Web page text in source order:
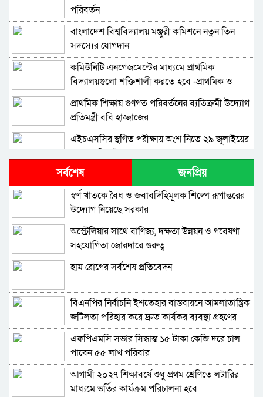
পরিবর্তন
বাংলাদেশ বিশ্ববিদ্যালয় মঞ্জুরী কমিশনে নতুন তিন
সদস্যের যোগদান
কমিউনিটি এনগেজমেন্টের মাধ্যমে প্রাথমিক
বিদ্যালয়গুলো শক্তিশালী করতে হবে -প্রাথমিক ও
গণশিক্ষা প্রতিমন্ত্রী
প্রাথমিক শিক্ষায় গুণগত পরিবর্তনের ব্যতিক্রমী উদ্যোগ
প্রতিমন্ত্রী ববি হাজ্জাজের
এইচএসসির স্থগিত পরীক্ষায় অংশ নিতে ২৯ জুলাইয়ের
মধ্যে রেজিস্ট্রেশনের আহ্বান
শিক্ষার্থীদের পড়ালেখার পাশাপাশি খেলাধুলায়ও
পারদর্শী করে গড়ে তুলতে হবে – শিক্ষামন্ত্রী
প্রধান শিক্ষককে মারধরের অভিযোগে অভিযুক্ত সহকারী
শিক্ষক সাময়িক বরখাস্ত
এইচএসসি পরীক্ষা: সুষ্ঠু ও নকলমুক্ত পরিবেশ নিশ্চিত
করতে বরিশাল ও ঝালকাঠির কেন্দ্র পরিদর্শনে শিক্ষা
বোর্ড চেয়ারম্যান
দক্ষতাভিত্তিক শিক্ষা নিশ্চিত করা হবে: প্রাথমিক ও
গণশিক্ষা প্রতিমন্ত্রী ববি হাজ্জাজ
বুয়েটের আবাসিক হল সমস্যার সমাধানে দ্রুত ব্যবস্থা
গ্রহণ করা হবে – শিক্ষামন্ত্রী
প্রাথমিক শিক্ষাকে দক্ষতাভিত্তিক ও শিশুবান্ধব করতে
সরকার ব্যাপক সংস্কার কার্যক্রম হাতে নিয়েছে -ববি
হাজ্জাজ
সংসদীয় আসনে বিশ্ববিদ্যালয় স্থাপনের পরিকল্পনার
সর্বশেষ জনপ্রিয়
স্বর্ণ খাতকে বৈধ ও জবাবদিহিমূলক শিল্পে রূপান্তরের
উদ্যোগ নিয়েছে সরকার
অস্ট্রেলিয়ার সাথে বাণিজ্য, দক্ষতা উন্নয়ন ও গবেষণা
সহযোগিতা জোরদারে গুরুত্ব
হাম রোগের সর্বশেষ প্রতিবেদন
বিএনপির নির্বাচনি ইশতেহার বাস্তবায়নে আমলাতান্ত্রিক
জটিলতা পরিহার করে দ্রুত কার্যকর ব্যবস্থা গ্রহণের
নির্দেশ জনপ্রশাসন উপদেষ্টার
এফপিএমসি সভার সিদ্ধান্ত ১৫ টাকা কেজি দরে চাল
পাবেন ৫৫ লাখ পরিবার
আগামী ২০২৭ শিক্ষাবর্ষে শুধু প্রথম শ্রেণিতে লটারির
মাধ্যমে ভর্তির কার্যক্রম পরিচালনা হবে